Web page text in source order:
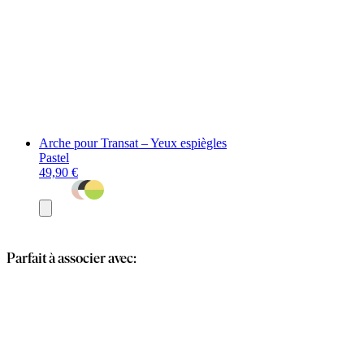
Arche pour Transat – Yeux espiègles
Pastel
49,90 €
au
Parfait à associer avec: